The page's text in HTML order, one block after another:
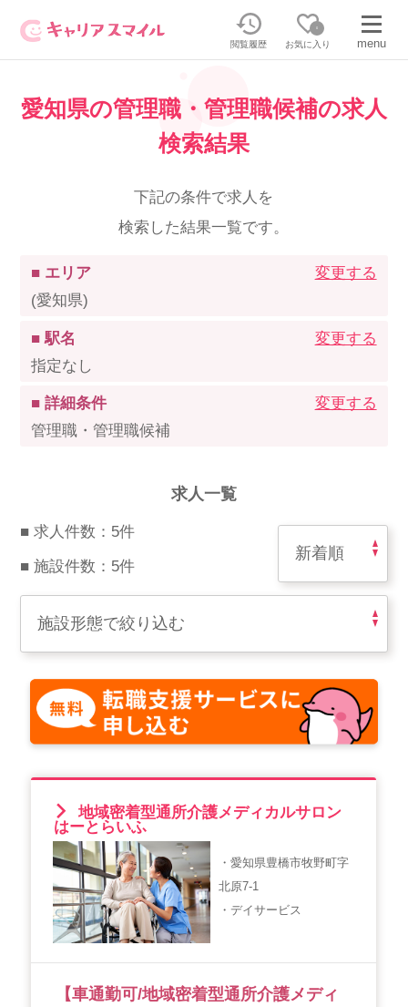
閲覧履歴
0
お気に入り menu
無料相談・お問い合わせはこちら
無料転職相談・お問い合わせの内容を
正社員／パートで働く
派遣で働く
介護の資格取得について
その他のお問い合わせ
採用担当者様はこちら
派遣求人を探す
紹介会社を使うメリットについて
介護・看護のお仕事について
利用者の声
WEB勤怠
支店連絡先一覧
会社概要 個人情報保護方針
お知らせ 採用担当者様へ
愛知県の管理職・管理職候補の求人
検索結果
下記の条件で求人を
検索した結果一覧です。
■ エリア
(愛知県)
変更する
■ 駅名
指定なし
変更する
■ 詳細条件
管理職・管理職候補
変更する
求人一覧
■ 求人件数：5件
■ 施設件数：5件
地域密着型通所介護メディカルサロン
はーとらいふ
・愛知県豊橋市牧野町字
北原7-1
・デイサービス
【車通勤可/地域密着型通所介護メディ